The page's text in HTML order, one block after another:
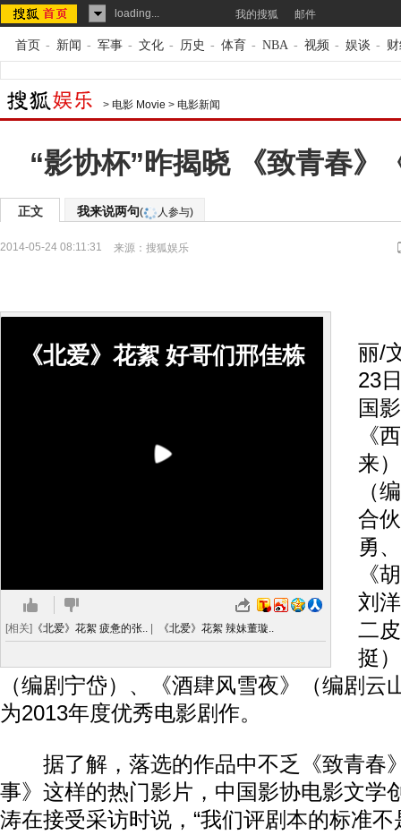
loading... 我的搜狐 邮件
首页 - 新闻 - 军事 - 文化 - 历史 - 体育 - NBA - 视频 - 娱谈 -
> 电影 Movie > 电影新闻
“影协杯”昨揭晓 《致青春》
正文 我来说两句( 人参与)
2014-05-24 08:11:31 来源： 搜狐娱乐
《北爱》花絮 好哥们邢佳栋
[相关] 《北爱》花絮 疲惫的张.. 《北爱》花絮 辣妹董璇..
丽/
23
国
《
来
（
合
勇
《
刘
二
挺
（编剧宁岱）、《酒肆风雪夜》（编剧云
为2013年度优秀电影剧作。
据了解，落选的作品中不乏《致青春
事》这样的热门影片，中国影协电影文学
涛在接受采访时说，“我们评剧本的标准